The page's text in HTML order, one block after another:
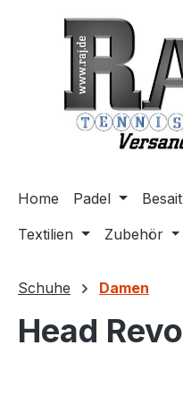
Hauptinhalt springen
Zur Suche springen
Zur Hauptnavigation
Home Padel
Textilien
Zubehör
Schuhe Damen
Head